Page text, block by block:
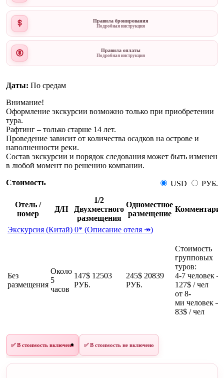
Правила бронирования
Подробная инструкция
Правила оплаты
Подробная инструкция
Даты: По средам
Внимание!
Оформление экскурсии возможно только при приобретении
тура.
Рафтинг – только старше 14 лет.
Проведение зависит от количества осадков на острове и
наполненности реки.
Состав экскурсии и порядок следования может быть изменен
в любой момент по решению компании.
Стоимость
USD РУБ.
Отель /
номер
Д/Н
1/2
Двухместного
размещения
Одноместное
размещение
Экскурсия (Китай) 0* (Описание отеля ↠)
Без
размещения
Около
5
часов
147$ 12503
РУБ.
245$ 20839
РУБ.
Стоимость
групповых
туров:
4-7 человек –
127$ / чел
от 8-
ми человек –
83$ / чел
✅ В стоимость включено ✅ В стоимость не включено